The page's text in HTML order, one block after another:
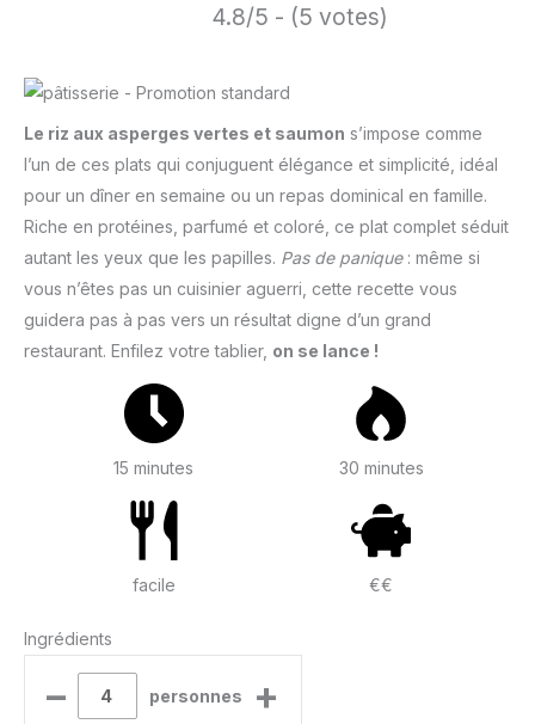
4.8/5 - (5 votes)
Le riz aux asperges vertes et saumon s’impose comme
l’un de ces plats qui conjuguent élégance et simplicité, idéal
pour un dîner en semaine ou un repas dominical en famille.
Riche en protéines, parfumé et coloré, ce plat complet séduit
autant les yeux que les papilles. Pas de panique: même si
vous n’êtes pas un cuisinier aguerri, cette recette vous
guidera pas à pas vers un résultat digne d’un grand
restaurant. Enfilez votre tablier, on se lance !
15 minutes 30 minutes
facile €€
Ingrédients
– personnes +